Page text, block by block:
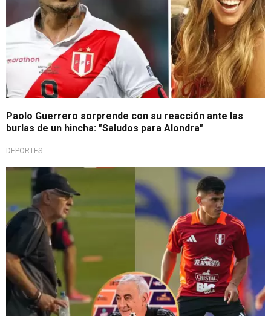
Paolo Guerrero sorprende con su reacción ante las
burlas de un hincha: "Saludos para Alondra"
DEPORTES
Blanquirroja